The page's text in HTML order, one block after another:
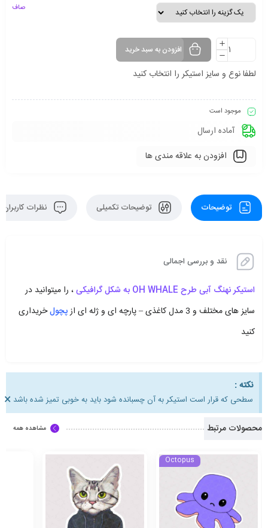
صاف
افزودن به سبد خرید
لطفا نوع و سایز استیکر را انتخاب کنید
موجود است
آماده ارسال
افزودن به علاقه مندی ها
توضیحات توضیحات تکمیلی نظرات کاربران
نقد و بررسی اجمالی
استیکر نهنگ آبی طرح OH WHALE به شکل گرافیکی
، را میتوانید در
سایز های مختلف و 3 مدل کاغذی – پارچه ای و ژله ای از
پچولخریداری
کنید
نکته :
سطحی که قرار است استیکر به آن چسبانده شود باید به خوبی تمیز شده باشد ×
محصولات مرتبط مشاهده همه
Octopus